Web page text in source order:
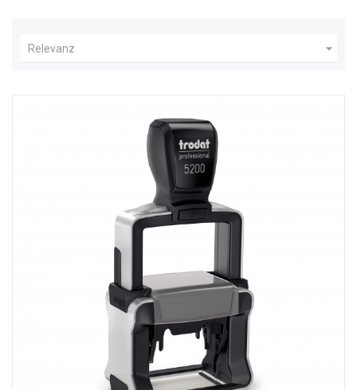
Relevanz 